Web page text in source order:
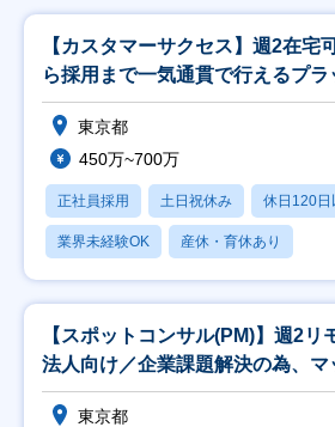
【カスタマーサクセス】週2在宅
ら採用まで一気通貫で行えるプラ
東京都
450万~700万
正社員採用 土日祝休み 休日120日
業界未経験OK 産休・育休あり
【スポットコンサル(PM)】週2リ
法人向け／企業課題解決の為、
東京都